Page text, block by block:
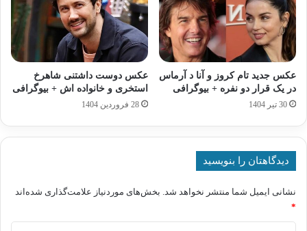
عکس جدید تام کروز و آنا د آرماس
در یک قرار دو نفره + بیوگرافی
30 تیر 1404
عکس دوست داشتنی شاهرخ
استخری و خانواده اش + بیوگرافی
28 فروردین 1404
دیدگاهتان را بنویسید
نشانی ایمیل شما منتشر نخواهد شد. بخش‌های موردنیاز علامت‌گذاری شده‌اند
*